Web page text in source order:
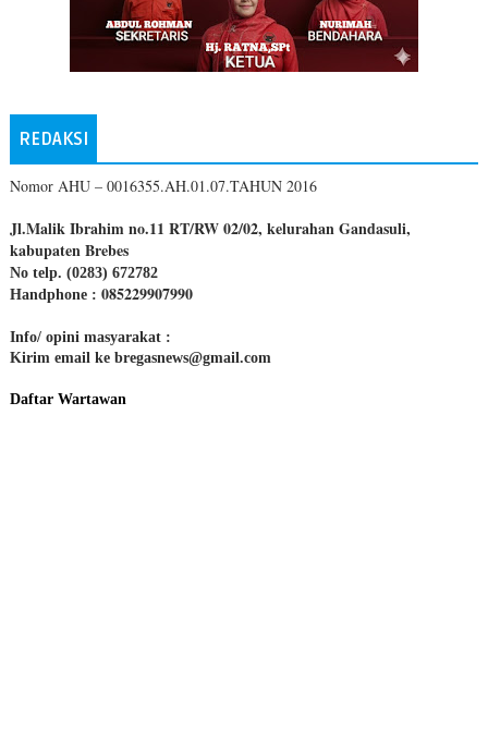
REDAKSI
Nomor AHU – 0016355.AH.01.07.TAHUN 2016
Jl.Malik Ibrahim no.11 RT/RW 02/02, kelurahan Gandasuli,
kabupaten Brebes
No telp. (0283) 672782
Handphone : 085229907990
Info/ opini masyarakat :
Kirim email ke bregasnews@gmail.com
Daftar Wartawan